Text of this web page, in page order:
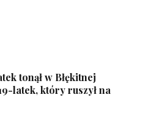
tonął w Błękitnej
latek, który ruszył na